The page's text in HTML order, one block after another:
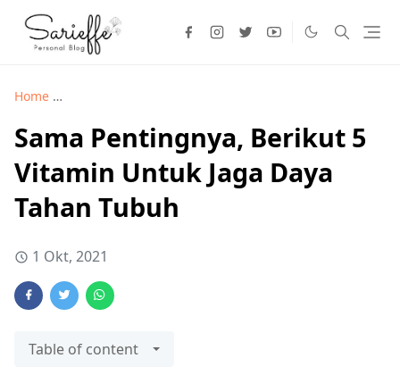
Home
Sama Pentingnya, Berikut 5
Vitamin Untuk Jaga Daya
Tahan Tubuh
1 Okt, 2021
Table of content